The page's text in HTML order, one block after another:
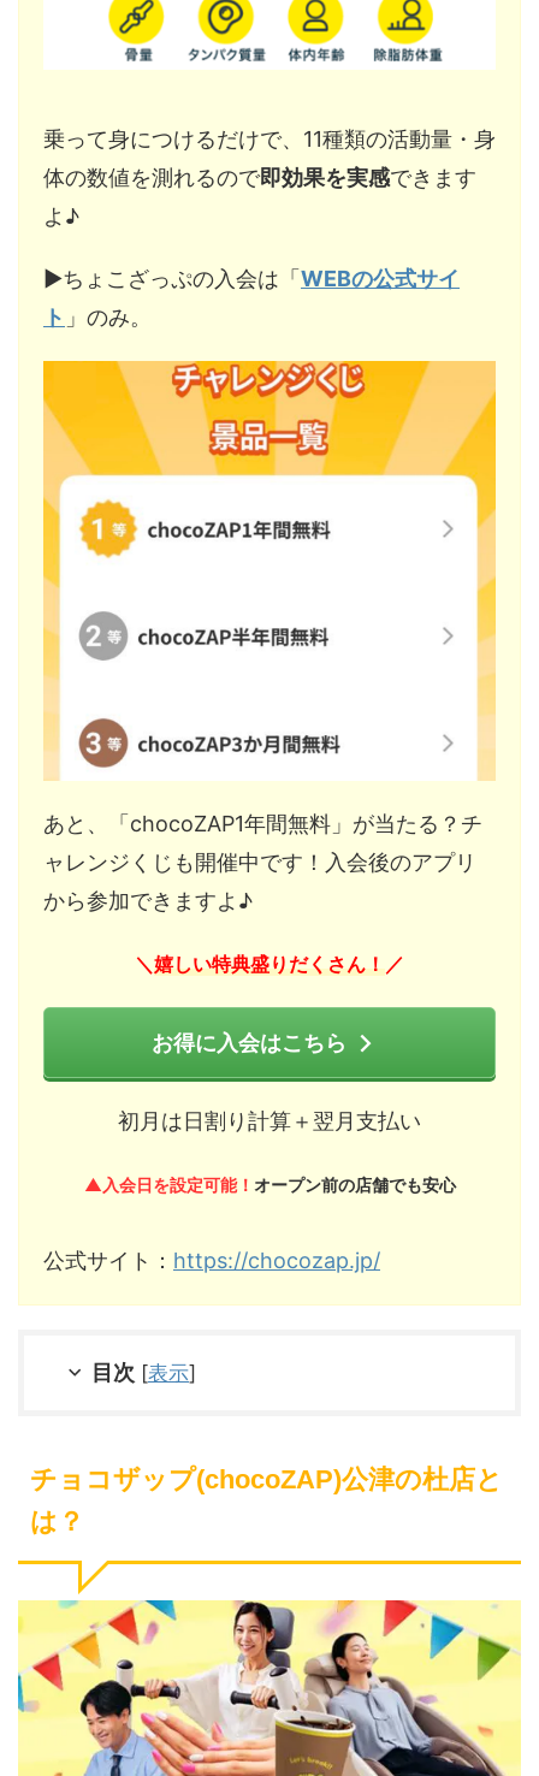
乗って身につけるだけで、11種類の活動量・身
体の数値を測れるので即効果を実感できます
よ♪
▶︎ちょこざっぷの入会は「WEBの公式サイ
ト 」のみ。
あと、「chocoZAP1年間無料」が当たる？チ
ャレンジくじも開催中です！入会後のアプリ
から参加できますよ♪
＼嬉しい特典盛りだくさん！ ／
お得に入会はこちら
初月は日割り計算＋翌月支払い
▲入会日を設定可能！ オープン前の店舗でも安心
公式サイト： https://chocozap.jp/
目次 [表示]
チョコザップ(chocoZAP)公津の杜店と
は？